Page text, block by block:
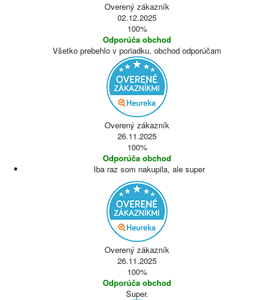
Overený zákazník
02.12.2025
100%
Odporúča obchod
Všetko prebehlo v poriadku, obchod odporúčam
Overený zákazník
26.11.2025
100%
Odporúča obchod
Iba raz som nakupila, ale super
Overený zákazník
26.11.2025
100%
Odporúča obchod
Super.